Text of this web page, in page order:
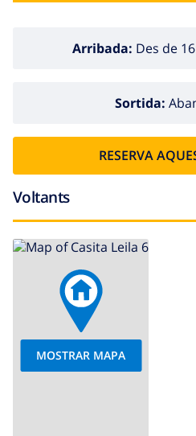
Arribada: Des de
Sortida:
RESERVA
Voltants
MOSTRAR MAPA